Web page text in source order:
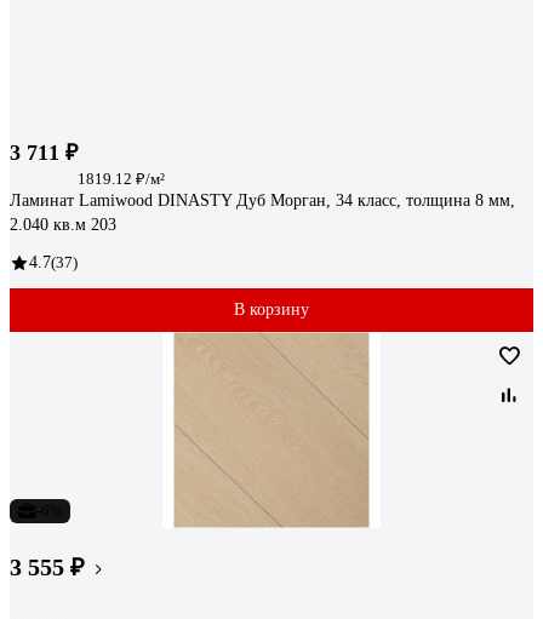
3 711 ₽
1819.12 ₽/м²
Ламинат Lamiwood DINASTY Дуб Морган, 34 класс, толщина 8 мм,
2.040 кв.м 203
4.7(37)
В корзину
3 555 ₽